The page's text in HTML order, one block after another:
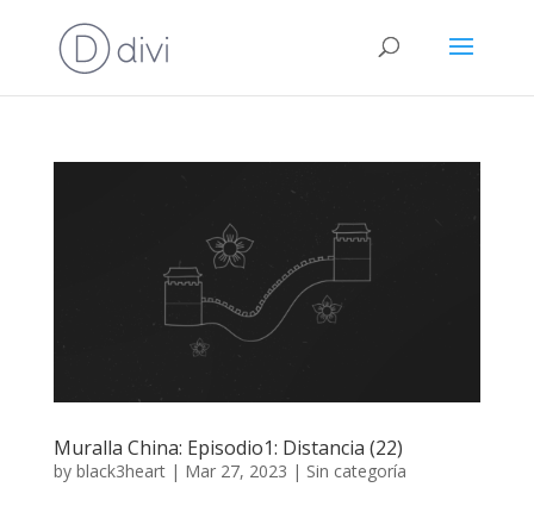
Muralla China: Episodio1: Distancia (22)
by black3heart| Mar 27, 2023 | Sin categoría